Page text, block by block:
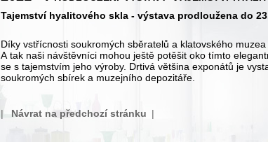
Tajemství hyalitového skla - výstava prodloužena do
Díky vstřícnosti soukromých sběratelů a klatovského
A tak naši návštěvníci mohou ještě potěšit oko tímto
se s tajemstvím jeho výroby. Drtivá většina exponátů je
soukromých sbírek a muzejního depozitáře.
| Návrat na předchozí stránku |